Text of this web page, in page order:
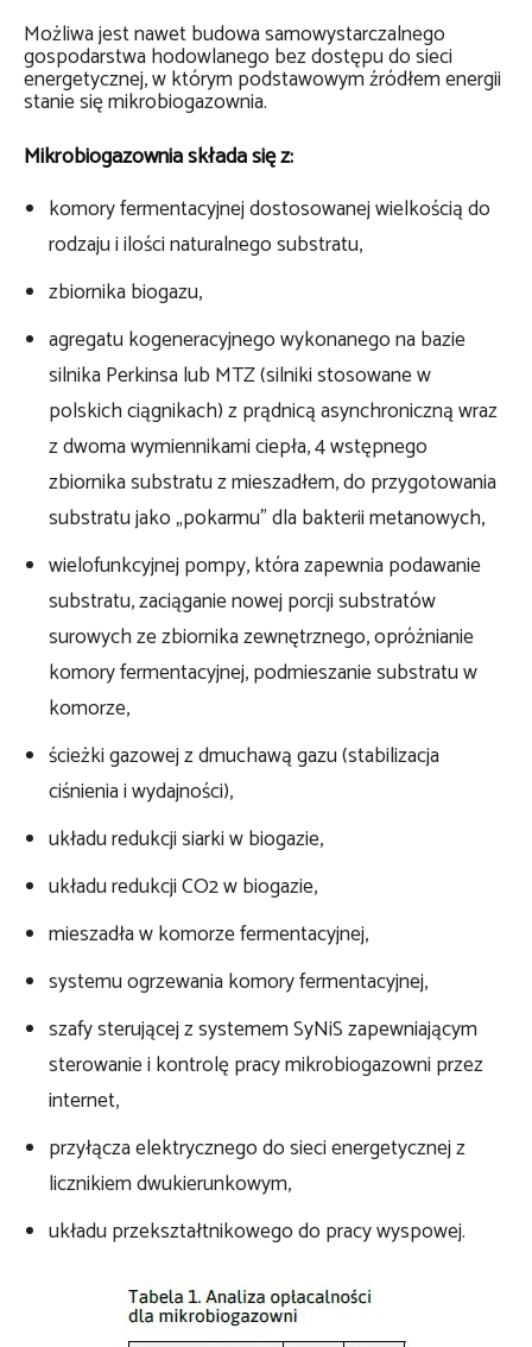
Możliwa jest nawet budowa samowystarczalnego
gospodarstwa hodowlanego bez dostępu do sieci
energetycznej, w którym podstawowym źródłem energii
stanie się mikrobiogazownia.
Mikrobiogazownia składa się z:
komory fermentacyjnej dostosowanej wielkością do
rodzaju i ilości naturalnego substratu,
zbiornika biogazu,
agregatu kogeneracyjnego wykonanego na bazie
silnika Perkinsa lub MTZ (silniki stosowane w
polskich ciągnikach) z prądnicą asynchroniczną wraz
z dwoma wymiennikami ciepła, 4 wstępnego
zbiornika substratu z mieszadłem, do przygotowania
substratu jako „pokarmu” dla bakterii metanowych,
wielofunkcyjnej pompy, która zapewnia podawanie
substratu, zaciąganie nowej porcji substratów
surowych ze zbiornika zewnętrznego, opróżnianie
komory fermentacyjnej, podmieszanie substratu w
komorze,
ścieżki gazowej z dmuchawą gazu (stabilizacja
ciśnienia i wydajności),
układu redukcji siarki w biogazie,
układu redukcji CO2 w biogazie,
mieszadła w komorze fermentacyjnej,
systemu ogrzewania komory fermentacyjnej,
szafy sterującej z systemem SyNiS zapewniającym
sterowanie i kontrolę pracy mikrobiogazowni przez
internet,
przyłącza elektrycznego do sieci energetycznej z
licznikiem dwukierunkowym,
układu przekształtnikowego do pracy wyspowej.